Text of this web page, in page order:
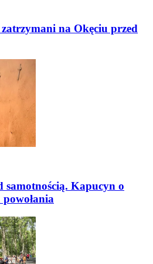
na Okęciu przed
Kapucyn o